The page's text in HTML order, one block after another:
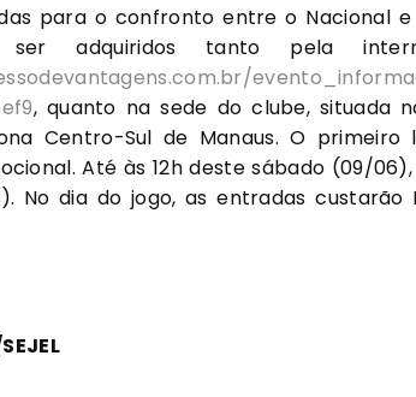
para o confronto entre o Nacional
ser adquiridos tanto pela
, quanto na sede do clube, situada
Centro-Sul de Manaus. O primeiro
Até às 12h deste sábado (09/
No dia do jogo, as entradas custarão